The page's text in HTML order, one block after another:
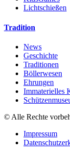
Lichtschießen
Tradition
News
Geschichte
Traditionen
Böllerwesen
Ehrungen
Immaterielles
© Alle Rechte
Impressum